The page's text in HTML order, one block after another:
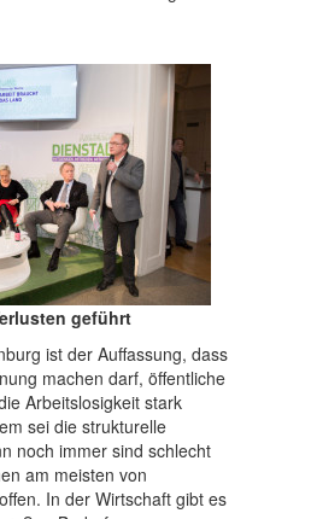
geführt
ist der Auffassung, dass
machen darf, öffentliche
Arbeitslosigkeit stark
sei die strukturelle
noch immer sind schlecht
am meisten von
In der Wirtschaft gibt es